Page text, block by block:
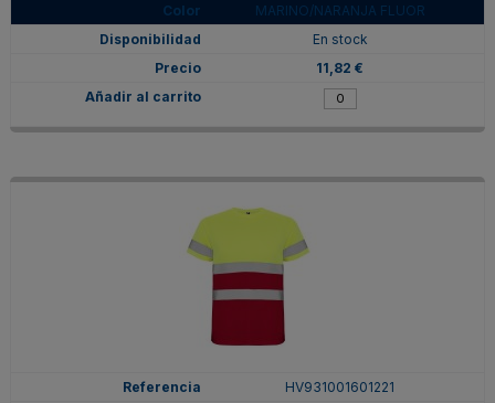
MARINO/NARANJA FLUOR
En stock
11,82 €
HV931001601221